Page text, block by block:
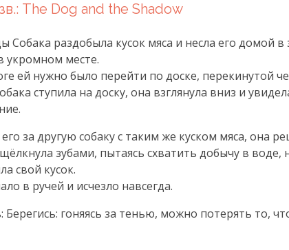
The Dog and the Shadow
Собака раздобыла кусок мяса и несла его домой в
укромном месте.
ей нужно было перейти по доске, перекинутой
ступила на доску, она взглянула вниз и
за другую собаку с таким же куском мяса, она
зубами, пытаясь схватить добычу в воде,
свой кусок.
в ручей и исчезло навсегда.
гоняясь за тенью, можно потерять то,